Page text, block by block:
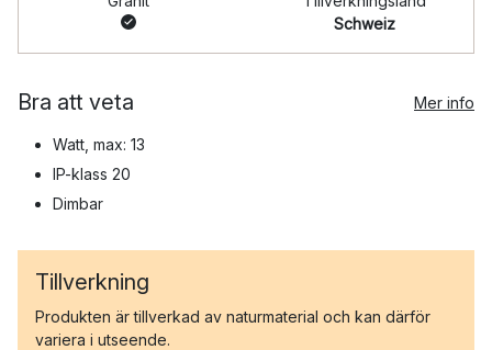
Schweiz
Bra att veta Mer info
Watt, max: 13
IP-klass 20
Dimbar
Tillverkning
Produkten är tillverkad av naturmaterial och kan därför
variera i utseende.